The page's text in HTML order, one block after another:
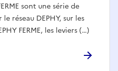
sont une série de
réseau DEPHY, sur les
FERME, les leviers (…)